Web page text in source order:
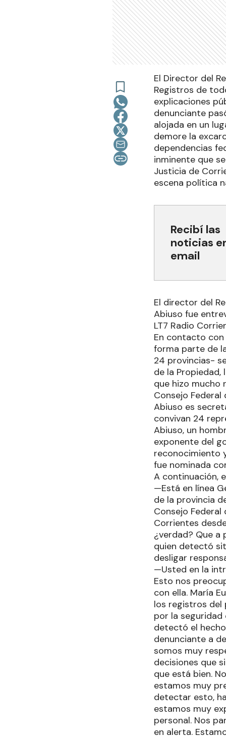
El Director del
Registros de
explicaciones
denunciante
alojada en un
demore la
dependencias
inminente que
Justicia de
escena política
Recibí las
noticias
email
El director del
Abiuso fue
LT7 Radio
En contacto
forma parte de
24 provincias-
de la
que hizo mucho
Consejo
Abiuso es
convivan 24
Abiuso, un
exponente del
reconocimiento
fue nominada
A continuación,
—Está en línea
de la provincia
Consejo
Corrientes
¿verdad? Que a
quien detectó
desligar
—Usted en la
Esto nos
con ella. María
los registros del
por la seguridad
detectó el
denunciante a
somos muy
decisiones que
que está bien.
estamos muy
detectar esto,
estamos muy
personal. Nos
en alerta.